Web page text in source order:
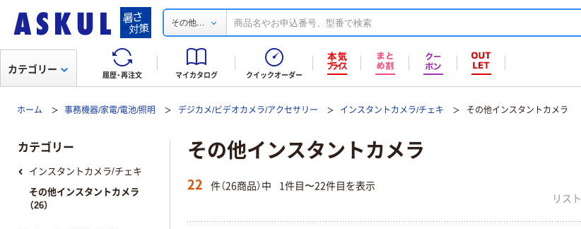
その他...
履歴・再注文 マイカタログ クイックオーダー
カテゴリー
ホーム 事務機器/家電/電池/照明 デジカメ/ビデオカメラ/アクセサリー インスタントカメラ/チェキ その他インスタントカメラ
その他インスタントカメラ
22 件（26商品）中 1件目〜22件目を表示
リスト
カテゴリー
インスタントカメラ/チェキ
その他インスタントカメラ
（26）